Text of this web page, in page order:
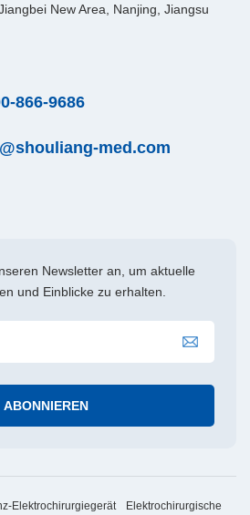
español
New Area, Nanjing, Jiangsu
866-9686
med.com
Newsletter an, um aktuelle
und Einblicke zu erhalten.
Elektrochirurgiegerät Elektrochirurgische